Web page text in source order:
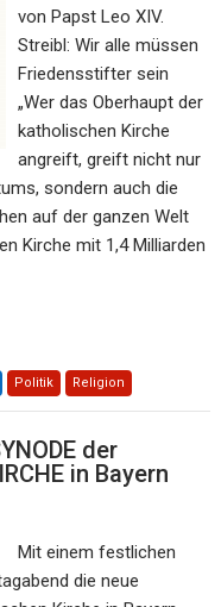
von Papst Leo XIV.
Streibl: Wir alle müssen
Friedensstifter sein
„Wer das Oberhaupt der
katholischen Kirche
angreift, greift nicht nur
sondern auch die
auf der ganzen Welt
Kirche mit 1,4 Milliarden
Politik Religion
der
in Bayern
Mit einem festlichen
die neue